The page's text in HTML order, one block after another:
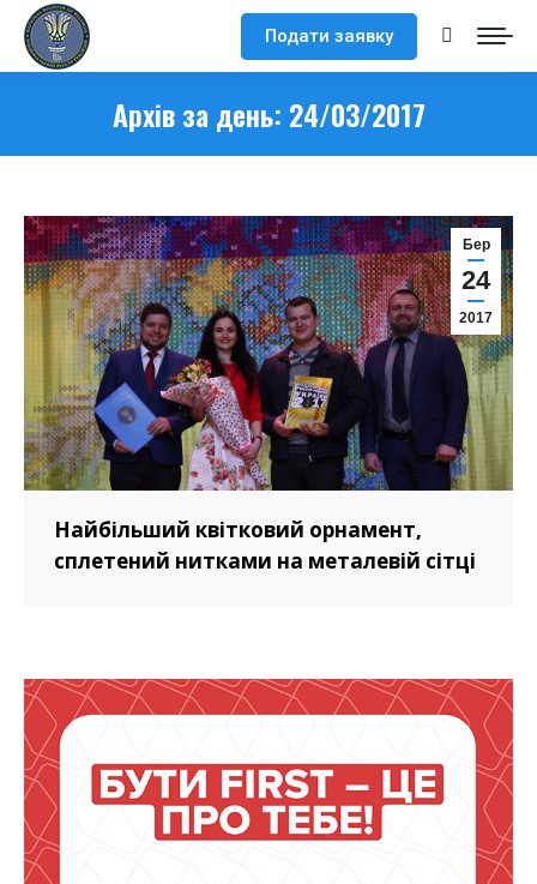
Подати заявку Search:
Архів за день: 24/03/2017
Бер
24
2017
Найбільший квітковий орнамент,
сплетений нитками на металевій сітці